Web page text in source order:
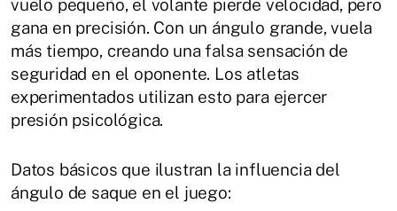
vuelo pequeño, el volante pierde velocidad, pero
gana en precisión. Con un ángulo grande, vuela
más tiempo, creando una falsa sensación de
seguridad en el oponente. Los atletas
experimentados utilizan esto para ejercer
presión psicológica.
Datos básicos que ilustran la influencia del
ángulo de saque en el juego: